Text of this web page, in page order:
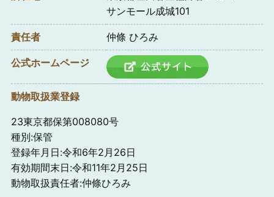
サンモール成城101
責任者 仲條 ひろみ
公式ホームページ
動物取扱業登録
23東京都保第008080号
種別:保管
登録年月日:令和6年2月26日
有効期間末日:令和11年2月25日
動物取扱責任者:仲條ひろみ